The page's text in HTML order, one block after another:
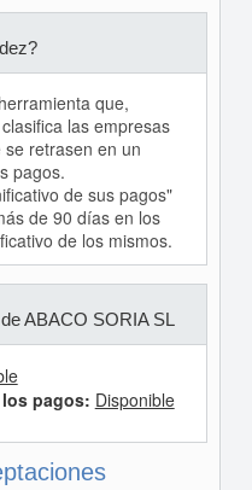
que,
las empresas
retrasen en un
pagos.
de sus pagos"
de 90 días en los
de los mismos.
ABACO SORIA SL
pagos: Disponible